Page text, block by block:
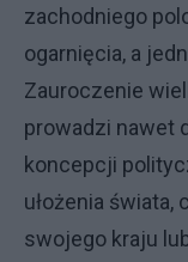
zachodniego
ogarnięcia, a
Zauroczenie
prowadzi nawet
koncepcji
ułożenia
swojego kraju